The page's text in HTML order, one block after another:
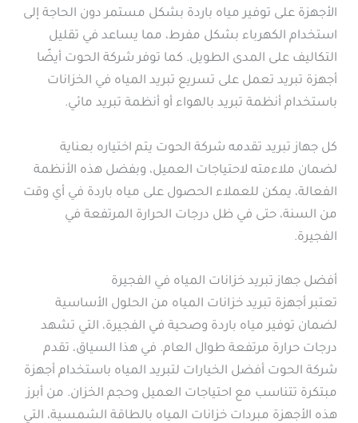
الأجهزة على توفير مياه باردة بشكل مستمر دون الحاجة إلى
استخدام الكهرباء بشكل مفرط، مما يساعد في تقليل
التكاليف على المدى الطويل. كما توفر شركة الحوت أيضًا
أجهزة تبريد تعمل على تسريع تبريد المياه في الخزانات
باستخدام أنظمة تبريد بالهواء أو أنظمة تبريد مائي.
كل جهاز تبريد تقدمه شركة الحوت يتم اختياره بعناية
لضمان ملاءمته لاحتياجات العميل، وبفضل هذه الأنظمة
الفعالة، يمكن للعملاء الحصول على مياه باردة في أي وقت
من السنة، حتى في ظل درجات الحرارة المرتفعة في
الفجيرة.
أفضل جهاز تبريد خزانات المياه في الفجيرة
تعتبر أجهزة تبريد خزانات المياه من الحلول الأساسية
لضمان توفير مياه باردة وصحية في الفجيرة، التي تشهد
درجات حرارة مرتفعة طوال العام. في هذا السياق، تقدم
شركة الحوت أفضل الخيارات لتبريد المياه باستخدام أجهزة
مبتكرة تتناسب مع احتياجات العميل وحجم الخزان. من أبرز
هذه الأجهزة مبردات خزانات المياه بالطاقة الشمسية، التي